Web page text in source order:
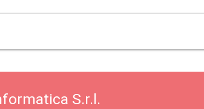
S.r.l.